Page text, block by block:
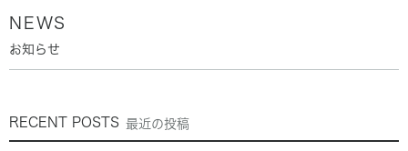
NEWS
お知らせ
RECENT POSTS 最近の投稿